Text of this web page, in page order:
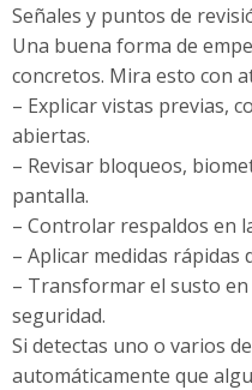
Señales y puntos de
Una buena forma de
concretos. Mira esto con
– Explicar vistas previas,
abiertas.
– Revisar bloqueos,
pantalla.
– Controlar respaldos en
– Aplicar medidas rápidas
– Transformar el susto
seguridad.
Si detectas uno o varios
automáticamente que